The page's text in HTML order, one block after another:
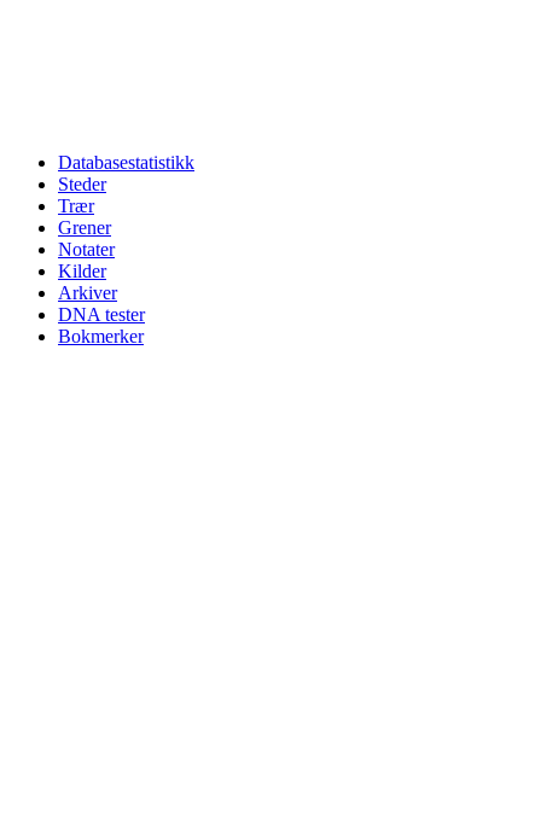
Databasestatistikk
Steder
Trær
Grener
Notater
Kilder
Arkiver
DNA tester
Bokmerker